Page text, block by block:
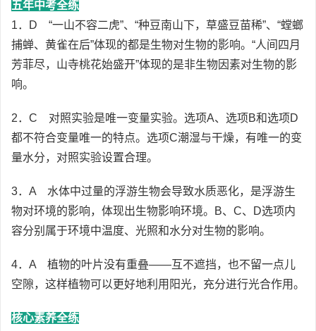
五年中考全练
1．D “一山不容二虎”、“种豆南山下，草盛豆苗稀”、“螳螂
捕蝉、黄雀在后”体现的都是生物对生物的影响。“人间四月
芳菲尽，山寺桃花始盛开”体现的是非生物因素对生物的影
响。
2．C 对照实验是唯一变量实验。选项A、选项B和选项D
都不符合变量唯一的特点。选项C潮湿与干燥，有唯一的变
量水分，对照实验设置合理。
3．A 水体中过量的浮游生物会导致水质恶化，是浮游生
物对环境的影响，体现出生物影响环境。B、C、D选项内
容分别属于环境中温度、光照和水分对生物的影响。
4．A 植物的叶片没有重叠——互不遮挡，也不留一点儿
空隙，这样植物可以更好地利用阳光，充分进行光合作用。
核心素养全练